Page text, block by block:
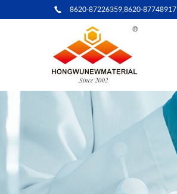
8620-87226359,8620-87748917